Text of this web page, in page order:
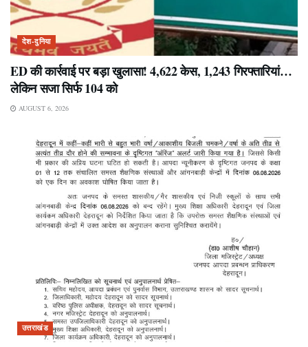
देश-दुनिया
ED की कार्रवाई पर बड़ा खुलासा! 4,622 केस, 1,243 गिरफ्तारियां…
लेकिन सजा सिर्फ 104 को
AUGUST 6, 2026
उत्तराखंड